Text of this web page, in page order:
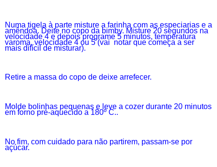
Numa tigela à parte misture a farinha com as especiarias e a
amêndoa. Deite no copo da bimby. Misture 20 segundos na
velocidade 4 e depois programe 5 minutos, temperatura
varoma, velocidade 4 ou 5 (vai notar que começa a ser
mais difícil de misturar).
Retire a massa do copo de deixe arrefecer.
Molde bolinhas pequenas e leve a cozer durante 20 minutos
em forno pré-aquecido a 180º C..
No fim, com cuidado para não partirem, passam-se por
açúcar.